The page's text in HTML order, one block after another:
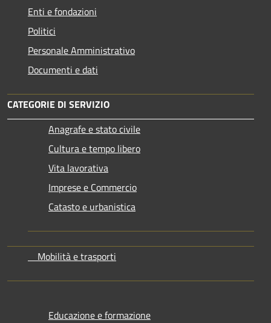
Enti e fondazioni
Politici
Personale Amministrativo
Documenti e dati
CATEGORIE DI SERVIZIO
Anagrafe e stato civile
Cultura e tempo libero
Vita lavorativa
Imprese e Commercio
Catasto e urbanistica
Mobilità e trasporti
Educazione e formazione